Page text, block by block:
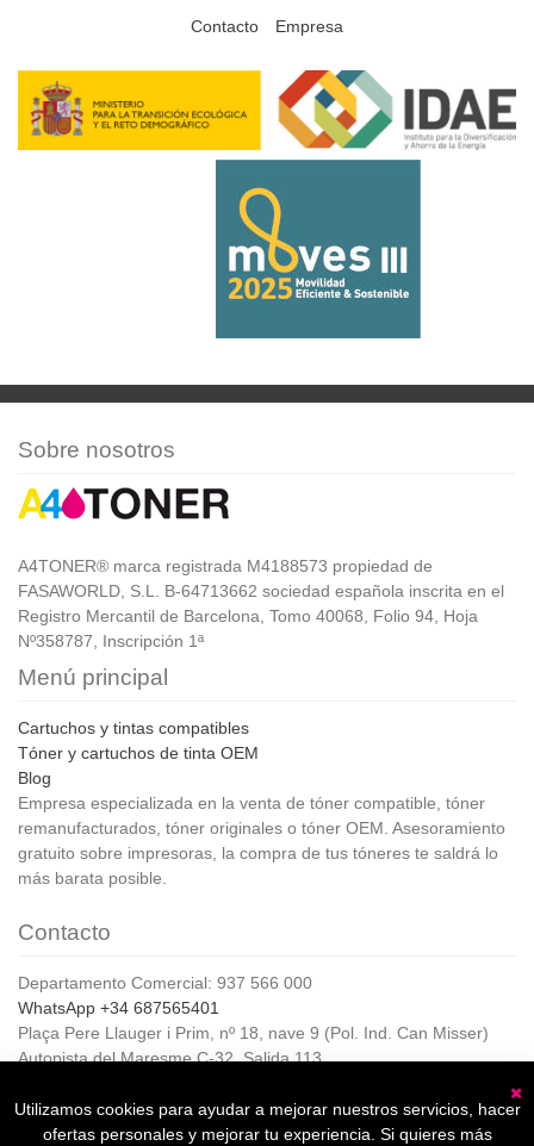
Contacto
Empresa
Sobre nosotros
A4TONER® marca registrada M4188573 propiedad de
FASAWORLD, S.L. B-64713662 sociedad española inscrita en el
Registro Mercantil de Barcelona, Tomo 40068, Folio 94, Hoja
Nº358787, Inscripción 1ª
Menú principal
Cartuchos y tintas compatibles
Tóner y cartuchos de tinta OEM
Blog
Empresa especializada en la venta de tóner compatible, tóner
remanufacturados, tóner originales o tóner OEM. Asesoramiento
gratuito sobre impresoras, la compra de tus tóneres te saldrá lo
más barata posible.
Contacto
Departamento Comercial: 937 566 000
WhatsApp +34 687565401
Plaça Pere Llauger i Prim, nº 18, nave 9 (Pol. Ind. Can Misser)
Autopista del Maresme C-32, Salida 113
Horario de Atención al cliente:
De lunes a jueves de 8:00 a 17:00,
Utilizamos cookies para ayudar a mejorar nuestros servicios, hacer
ofertas personales y mejorar tu experiencia. Si quieres más